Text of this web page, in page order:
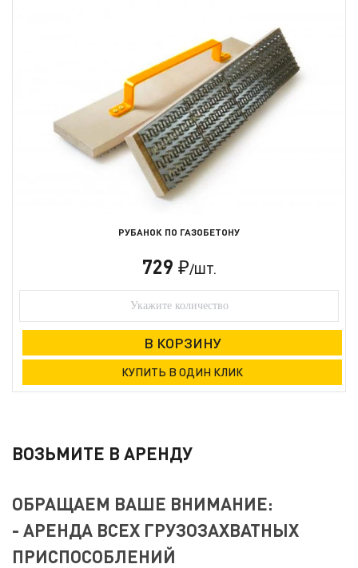
РУБАНОК ПО ГАЗОБЕТОНУ
729 ₽/ШТ.
ВОЗЬМИТЕ В АРЕНДУ
ОБРАЩАЕМ ВАШЕ ВНИМАНИЕ:
- АРЕНДА ВСЕХ ГРУЗОЗАХВАТНЫХ
ПРИСПОСОБЛЕНИЙ